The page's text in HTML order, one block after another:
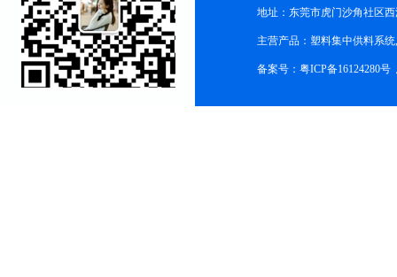
地址：东莞市虎门沙角社区
主营产品：塑料集中供料系
备案号：粤ICP备16124280号